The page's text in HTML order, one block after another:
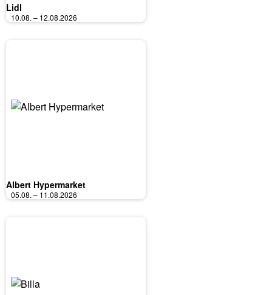
Lidl
10.08. – 12.08.2026
Albert Hypermarket
05.08. – 11.08.2026